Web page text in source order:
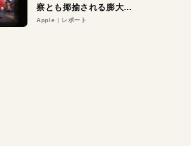
察とも揶揄される膨大な
異議申し立て。対象は非
Apple レポート